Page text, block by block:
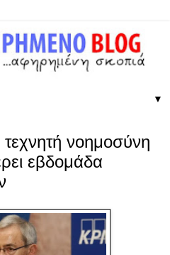
▼
νοημοσύνη
εβδομάδα